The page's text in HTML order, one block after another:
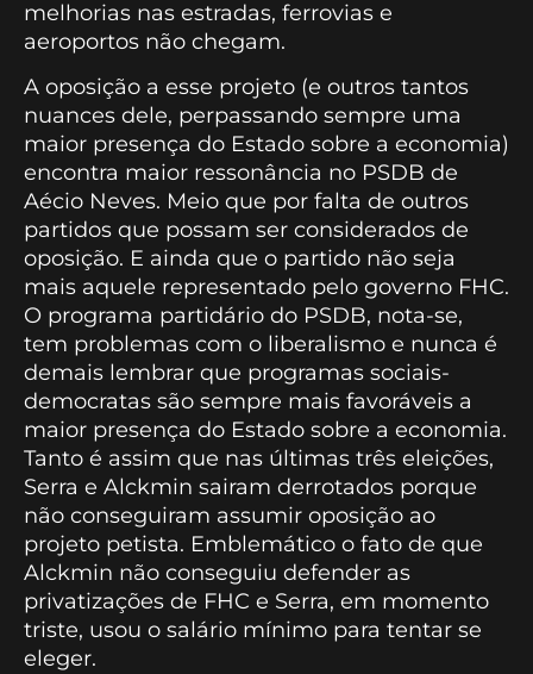
melhorias nas estradas, ferrovias e
aeroportos não chegam.
A oposição a esse projeto (e outros tantos
nuances dele, perpassando sempre uma
maior presença do Estado sobre a economia)
encontra maior ressonância no PSDB de
Aécio Neves. Meio que por falta de outros
partidos que possam ser considerados de
oposição. E ainda que o partido não seja
mais aquele representado pelo governo FHC.
O programa partidário do PSDB, nota-se,
tem problemas com o liberalismo e nunca é
demais lembrar que programas sociais-
democratas são sempre mais favoráveis a
maior presença do Estado sobre a economia.
Tanto é assim que nas últimas três eleições,
Serra e Alckmin sairam derrotados porque
não conseguiram assumir oposição ao
projeto petista. Emblemático o fato de que
Alckmin não conseguiu defender as
privatizações de FHC e Serra, em momento
triste, usou o salário mínimo para tentar se
eleger.